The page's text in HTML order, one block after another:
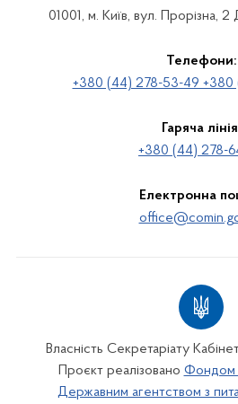
01001, м. Київ, вул. Прорізна,
Телефони:
+380 (44) 278-53-49
Гаряча
+380 (44) 278-
Електронна
Власність Секретаріату
Проєкт реалізовано Фондом
Державним агентством з